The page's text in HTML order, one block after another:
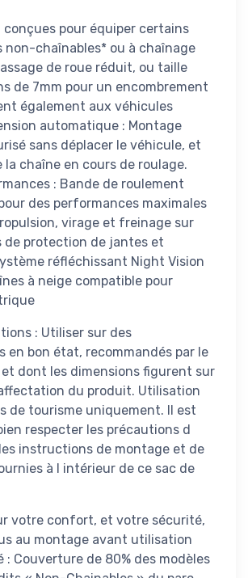
conçues pour équiper certains
non-chaînables* ou à chaînage
de roue réduit, ou taille
de 7mm pour un encombrement
également aux véhicules
automatique : Montage
sans déplacer le véhicule, et
la chaîne en cours de roulage.
: Bande de roulement
des performances maximales
virage et freinage sur
de protection de jantes et
réfléchissant Night Vision
à neige compatible pour
: Utiliser sur des
en bon état, recommandés par le
dont les dimensions figurent sur
du produit. Utilisation
de tourisme uniquement. Il est
respecter les précautions d
instructions de montage et de
à l intérieur de ce sac de
votre confort, et votre sécurité,
au montage avant utilisation
: Couverture de 80% des modèles